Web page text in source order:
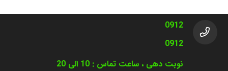
0912
0912
نوبت دهی ، ساعت تماس : 10 الی 20